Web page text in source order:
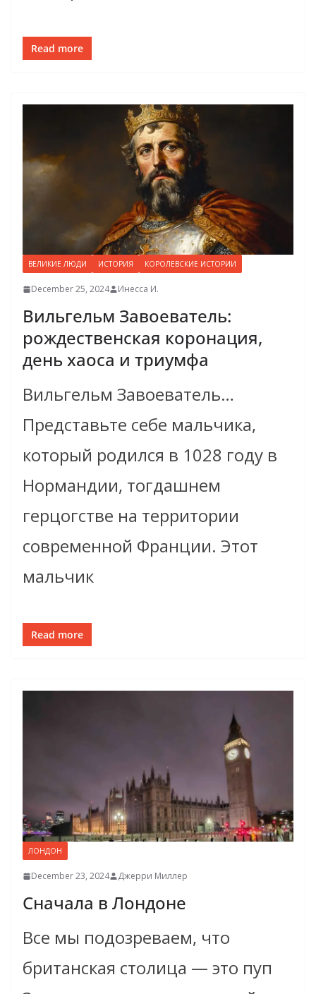
Read more
ВЕЛИКИЕ ЛЮДИ ИСТОРИЯ КОРОЛЕВСКИЕ ИСТОРИИ
December 25, 2024 Инесса И.
Вильгельм Завоеватель:
рождественская коронация,
день хаоса и триумфа
Вильгельм Завоеватель…
Представьте себе мальчика,
который родился в 1028 году в
Нормандии, тогдашнем
герцогстве на территории
современной Франции. Этот
мальчик
Read more
ЛОНДОН
December 23, 2024 Джерри Миллер
Сначала в Лондоне
Все мы подозреваем, что
британская столица — это пуп